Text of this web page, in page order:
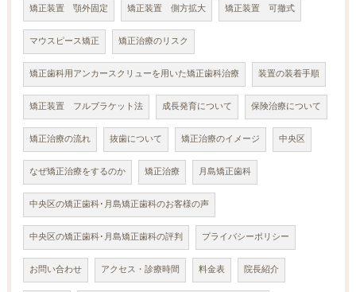
矯正装置 顎外固定 矯正装置 側方拡大 矯正装置 可撤式
マウスピース矯正 矯正治療のリスク
矯正歯科用アンカースクリューを用いた矯正歯科治療 装置の装着手順
矯正装置 フルブラケット法 成長発育について 保険治療について
矯正治療の流れ 抜歯について 矯正治療のイメージ 中央区
なぜ矯正治療をするのか 矯正治療 月島矯正歯科
中央区の矯正歯科･月島矯正歯科のお客様の声
中央区の矯正歯科･月島矯正歯科の評判 プライバシーポリシー
お問い合わせ アクセス・診療時間 料金表 院長紹介